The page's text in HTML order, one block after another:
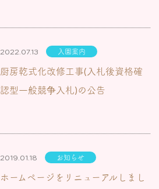
2022.07.13 入園案内
厨房乾式化改修工事(入札後資格確
認型一般競争入札)の公告
2019.01.18 お知らせ
ホームページをリニューアルしまし